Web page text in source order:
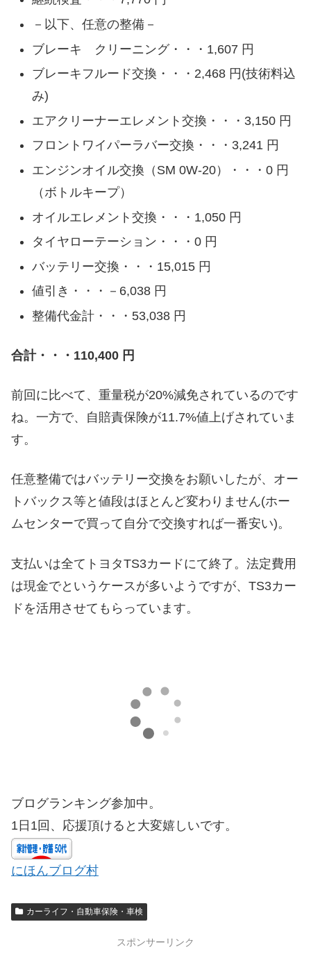
－以下、任意の整備－
ブレーキ クリーニング・・・1,607 円
ブレーキフルード交換・・・2,468 円(技術料込
み)
エアクリーナーエレメント交換・・・3,150 円
フロントワイパーラバー交換・・・3,241 円
エンジンオイル交換（SM 0W-20）・・・0 円
（ボトルキープ）
オイルエレメント交換・・・1,050 円
タイヤローテーション・・・0 円
バッテリー交換・・・15,015 円
値引き・・・－6,038 円
整備代金計・・・53,038 円
合計・・・110,400 円
前回に比べて、重量税が20%減免されているのです
ね。一方で、自賠責保険が11.7%値上げされていま
す。
任意整備ではバッテリー交換をお願いしたが、オー
トバックス等と値段はほとんど変わりません(ホー
ムセンターで買って自分で交換すれば一番安い)。
支払いは全てトヨタTS3カードにて終了。法定費用
は現金でというケースが多いようですが、TS3カー
ドを活用させてもらっています。
ブログランキング参加中。
1日1回、応援頂けると大変嬉しいです。
にほんブログ村
カーライフ・自動車保険・車検
スポンサーリンク